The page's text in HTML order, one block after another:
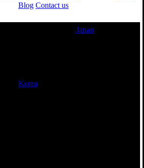
Blog Contact us
Japan
Korea